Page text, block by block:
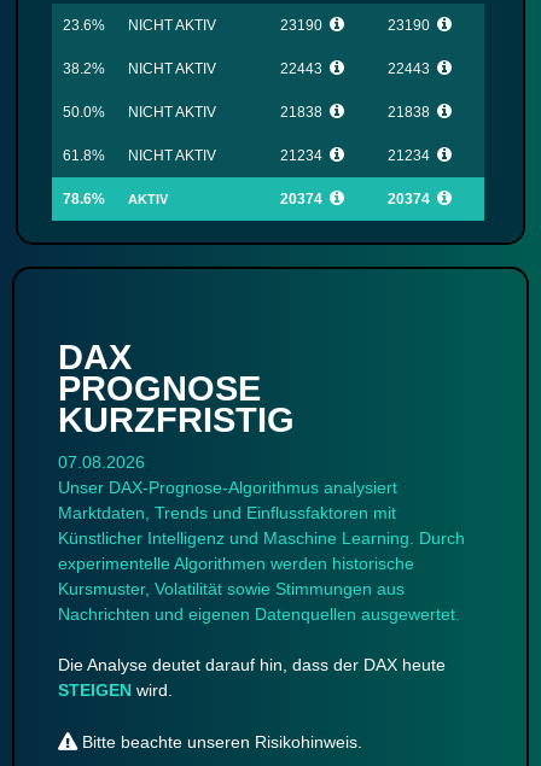
23.6% NICHT AKTIV 23190 23190
38.2% NICHT AKTIV 22443 22443
50.0% NICHT AKTIV 21838 21838
61.8% NICHT AKTIV 21234 21234
78.6% AKTIV 20374 20374
DAX
PROGNOSE
KURZFRISTIG
07.08.2026
Unser DAX-Prognose-Algorithmus analysiert
Marktdaten, Trends und Einflussfaktoren mit
Künstlicher Intelligenz und Maschine Learning. Durch
experimentelle Algorithmen werden historische
Kursmuster, Volatilität sowie Stimmungen aus
Nachrichten und eigenen Datenquellen ausgewertet.
Die Analyse deutet darauf hin, dass der DAX heute
STEIGEN wird.
Bitte beachte unseren Risikohinweis